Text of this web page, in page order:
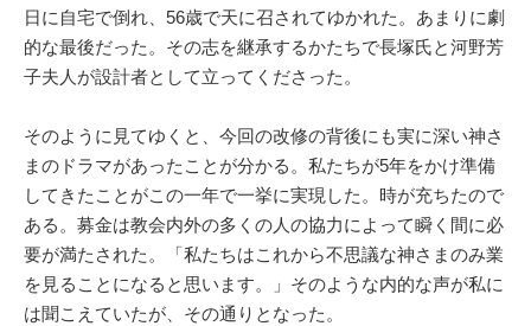
日に自宅で倒れ、56歳で天に召されてゆかれた。あまりに劇
的な最後だった。その志を継承するかたちで長塚氏と河野芳
子夫人が設計者として立ってくださった。
そのように見てゆくと、今回の改修の背後にも実に深い神さ
まのドラマがあったことが分かる。私たちが5年をかけ準備
してきたことがこの一年で一挙に実現した。時が充ちたので
ある。募金は教会内外の多くの人の協力によって瞬く間に必
要が満たされた。「私たちはこれから不思議な神さまのみ業
を見ることになると思います。」そのような内的な声が私に
は聞こえていたが、その通りとなった。